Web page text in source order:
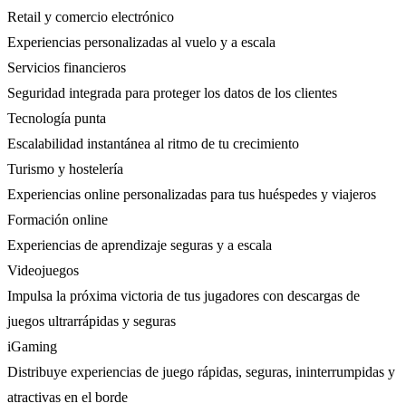
Retail y comercio electrónico
Experiencias personalizadas al vuelo y a escala
Servicios financieros
Seguridad integrada para proteger los datos de los clientes
Tecnología punta
Escalabilidad instantánea al ritmo de tu crecimiento
Turismo y hostelería
Experiencias online personalizadas para tus huéspedes y viajeros
Formación online
Experiencias de aprendizaje seguras y a escala
Videojuegos
Impulsa la próxima victoria de tus jugadores con descargas de
juegos ultrarrápidas y seguras
iGaming
Distribuye experiencias de juego rápidas, seguras, ininterrumpidas y
atractivas en el borde